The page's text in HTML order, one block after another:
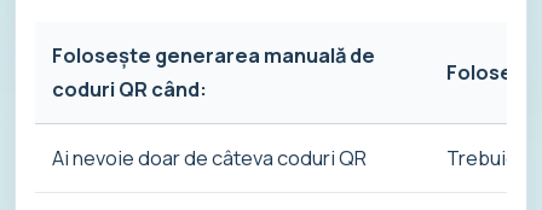
Folosește generarea manuală de
coduri QR când:
Ai nevoie doar de câteva coduri QR Trebuie